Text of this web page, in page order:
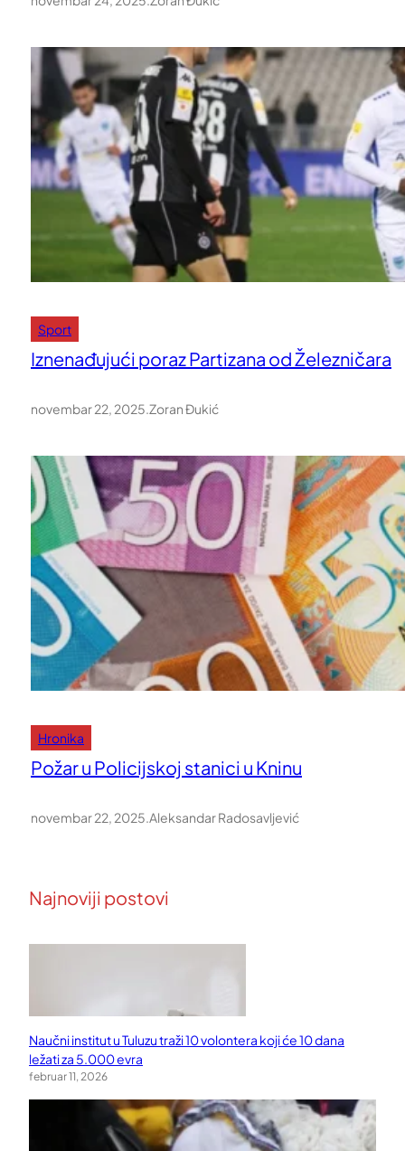
Sport
Iznenađujući poraz Partizana od Železničara
novembar 22, 2025.Zoran Đukić
Hronika
Požar u Policijskoj stanici u Kninu
novembar 22, 2025.Aleksandar Radosavljević
Najnoviji postovi
Naučni institut u Tuluzu traži 10 volontera koji će 10 dana
ležati za 5.000 evra
februar 11, 2026